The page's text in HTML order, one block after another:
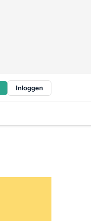
Inloggen